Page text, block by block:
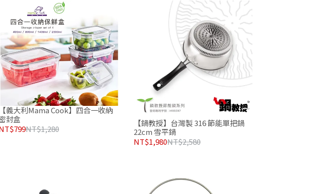
【義大利Mama Cook】四合一收納
封盒
NT$1,280
【鍋教授】台灣製 316 節能單把鍋
22cm 雪平鍋
NT$1,980NT$2,580